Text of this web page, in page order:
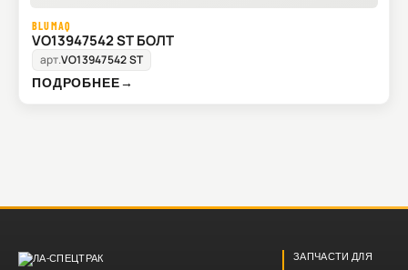
BLUMAQ
VO13947542 ST БОЛТ
арт.VO13947542 ST
ПОДРОБНЕЕ→
ЗАПЧАСТИ ДЛЯ